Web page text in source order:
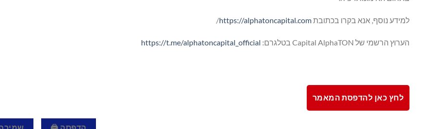
למידע נוסף, אנא בקרו בכתובתhttps://alphatoncapital.com
/
הערוץ הרשמי של Capital AlphaTON בטלגרם: https://t.me/alphatoncapital_official
לחץ כאן להדפסת המאמר